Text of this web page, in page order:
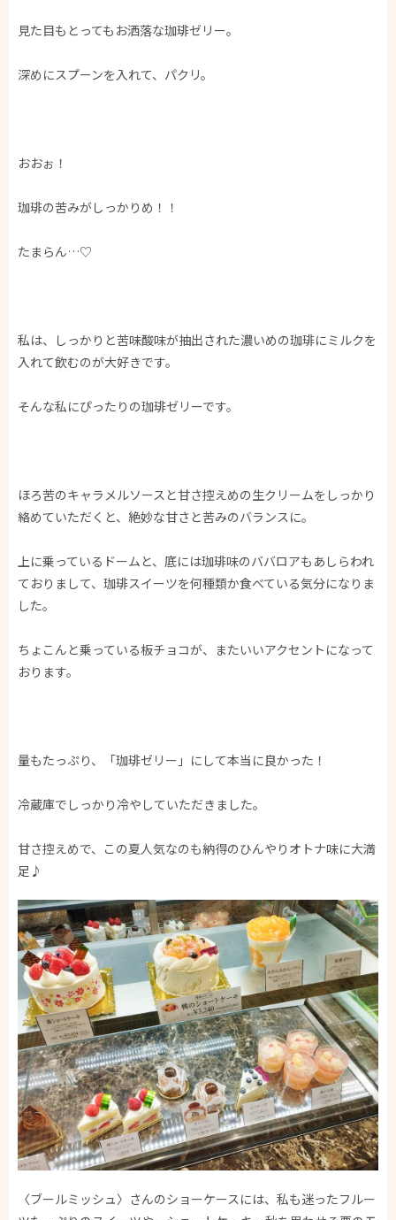
見た目もとってもお洒落な珈琲ゼリー。
深めにスプーンを入れて、パクリ。
おおぉ！
珈琲の苦みがしっかりめ！！
たまらん…♡
私は、しっかりと苦味酸味が抽出された濃いめの珈琲にミルクを
入れて飲むのが大好きです。
そんな私にぴったりの珈琲ゼリーです。
ほろ苦のキャラメルソースと甘さ控えめの生クリームをしっかり
絡めていただくと、絶妙な甘さと苦みのバランスに。
上に乗っているドームと、底には珈琲味のババロアもあしらわれ
ておりまして、珈琲スイーツを何種類か食べている気分になりま
した。
ちょこんと乗っている板チョコが、またいいアクセントになって
おります。
量もたっぷり、「珈琲ゼリー」にして本当に良かった！
冷蔵庫でしっかり冷やしていただきました。
甘さ控えめで、この夏人気なのも納得のひんやりオトナ味に大満
足♪
〈ブールミッシュ〉さんのショーケースには、私も迷ったフルー